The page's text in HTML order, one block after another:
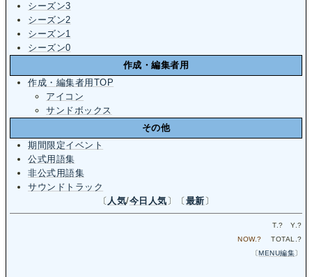
シーズン3
シーズン2
シーズン1
シーズン0
作成・編集者用
作成・編集者用TOP
アイコン
サンドボックス
その他
期間限定イベント
公式用語集
非公式用語集
サウンドトラック
〔 人気/今日人気 〕〔 最新 〕
T.? Y.?
NOW.? TOTAL.?
〔 MENU編集〕